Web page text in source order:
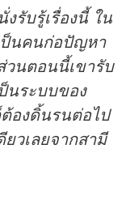
รับรู้เรื่องนี้ ใน
นคนก่อปัญหา
วนตอนนี้เขารับ
นระบบของ
องดิ้นรนต่อไป
วเลยจากสามี